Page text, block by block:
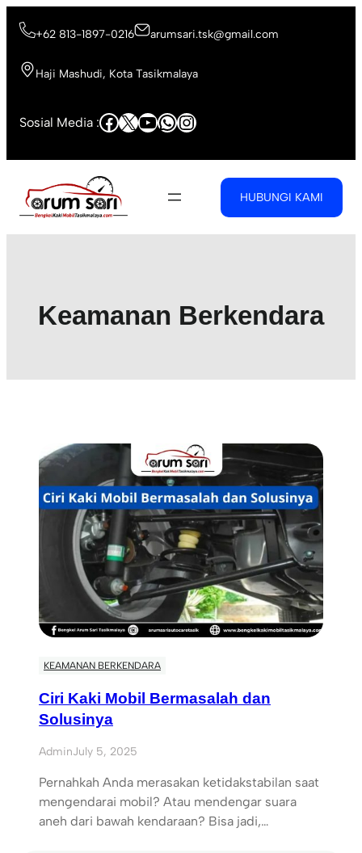
+62 813-1897-0216 arumsari.tsk@gmail.com
Haji Mashudi, Kota Tasikmalaya
Sosial Media :Facebook
X YouTube
WhatsApp
Instagram
HUBUNGI KAMI
Keamanan Berkendara
KEAMANAN BERKENDARA
Ciri Kaki Mobil Bermasalah dan
Solusinya
AdminJuly 5, 2025
Pernahkah Anda merasakan ketidakstabilan saat
mengendarai mobil? Atau mendengar suara
aneh dari bawah kendaraan? Bisa jadi,…